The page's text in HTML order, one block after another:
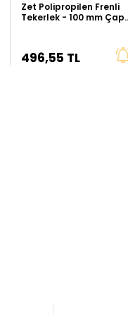
Zet Polipropilen Frenli
Tekerlek - 100 mm Çap
496,55 TL